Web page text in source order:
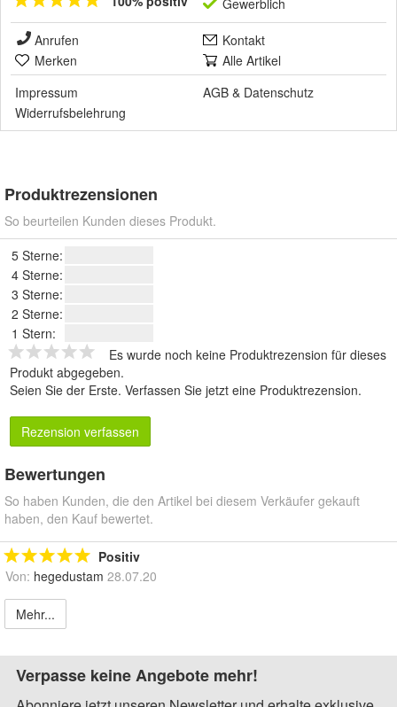
Anrufen
Kontakt
Merken
Alle Artikel
Impressum
AGB & Datenschutz
Widerrufsbelehrung
Produktrezensionen
So beurteilen Kunden dieses Produkt.
5 Sterne:
4 Sterne:
3 Sterne:
2 Sterne:
1 Stern:
Es wurde noch keine Produktrezension für dieses
Produkt abgegeben.
Seien Sie der Erste. Verfassen Sie jetzt eine Produktrezension.
Rezension verfassen
Bewertungen
So haben Kunden, die den Artikel bei diesem Verkäufer gekauft
haben, den Kauf bewertet.
Positiv
Von: hegedustam 28.07.20
Mehr...
Verpasse keine Angebote mehr!